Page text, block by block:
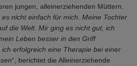
jungen, alleinerziehenden Müttern.
es nicht einfach für mich. Meine Tochter
die Welt. Mir ging es nicht gut, ich
Leben besser in den Griff
erfolgreich eine Therapie bei einer
“, berichtet die Alleinerziehende